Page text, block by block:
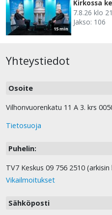
15 min
Kirkossa
7.8.26 klo
Jakso: 106
Yhteystiedot
Osoite
Vilhonvuorenkatu 11 A 3. krs
Tietosuoja
Puhelin:
TV7 Keskus 09 756 2510
Vikailmoitukset
Sähköposti